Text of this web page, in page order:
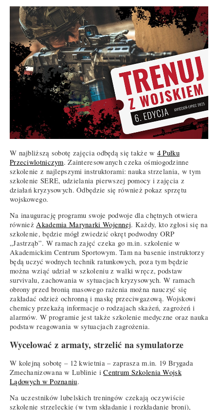
W najbliższą sobotę zajęcia odbędą się także w 4 Pułku
Przeciwlotniczym. Zainteresowanych czeka ośmiogodzinne
szkolenie z najlepszymi instruktorami: nauka strzelania, w tym
szkolenie SERE, udzielania pierwszej pomocy i zajęcia z
działań kryzysowych. Odbędzie się również pokaz sprzętu
wojskowego.
Na inaugurację programu swoje podwoje dla chętnych otwiera
równieżAkademia Marynarki Wojennej. Każdy, kto zgłosi się na
szkolenie, będzie mógł zwiedzić okręt podwodny ORP
„Jastrząb”. W ramach zajęć czeka go m.in. szkolenie w
Akademickim Centrum Sportowym. Tam na basenie instruktorzy
będą uczyć wodnych technik ratunkowych, poza tym będzie
można wziąć udział w szkoleniu z walki wręcz, podstaw
survivalu, zachowania w sytuacjach kryzysowych. W ramach
obrony przed bronią masowego rażenia można nauczyć się
zakładać odzież ochronną i maskę przeciwgazową. Wojskowi
chemicy przekażą informacje o rodzajach skażeń, zagrożeń i
alarmów. W programie jest także szkolenie medyczne oraz nauka
podstaw reagowania w sytuacjach zagrożenia.
Wycelować z armaty, strzelić na symulatorze
W kolejną sobotę – 12 kwietnia – zaprasza m.in. 19 Brygada
Zmechanizowana w Lublinie iCentrum Szkolenia Wojsk
Lądowych w Poznaniu.
Na uczestników lubelskich treningów czekają oczywiście
szkolenie strzeleckie (w tym składanie i rozkładanie broni),